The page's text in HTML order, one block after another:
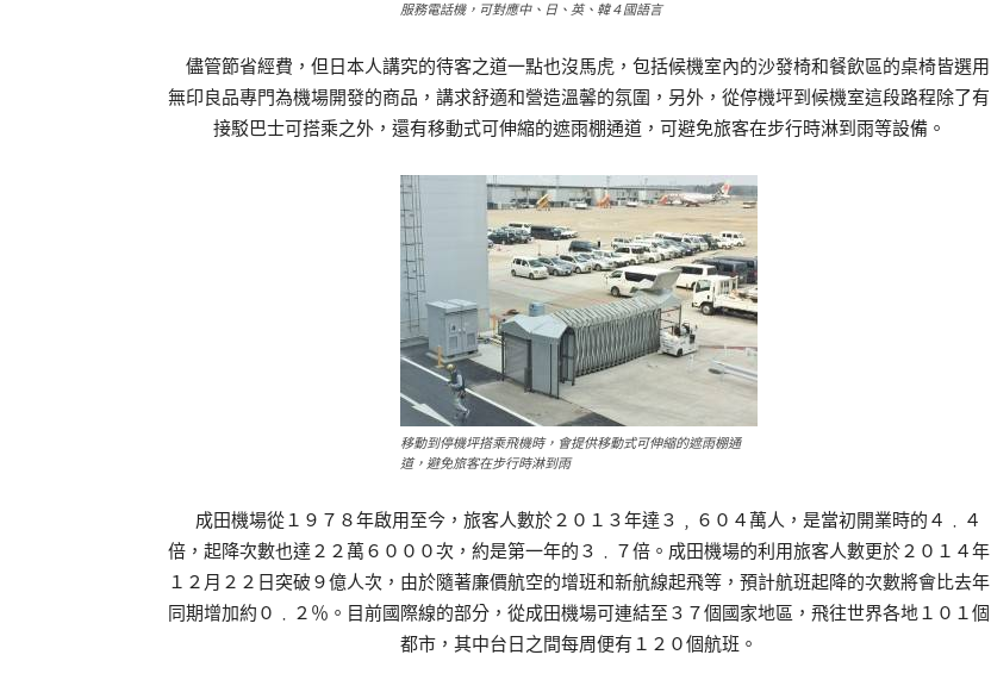
服務電話機，可對應中、日、英、韓４國語言
儘管節省經費，但日本人講究的待客之道一點也沒馬虎，包括候機室內的沙發椅和餐飲區的桌椅皆選用
無印良品專門為機場開發的商品，講求舒適和營造溫馨的氛圍，另外，從停機坪到候機室這段路程除了有
接駁巴士可搭乘之外，還有移動式可伸縮的遮雨棚通道，可避免旅客在步行時淋到雨等設備。
移動到停機坪搭乘飛機時，會提供移動式可伸縮的遮雨棚通
道，避免旅客在步行時淋到雨
成田機場從１９７８年啟用至今，旅客人數於２０１３年達３﹐６０４萬人，是當初開業時的４﹒４
倍，起降次數也達２２萬６０００次，約是第一年的３﹒７倍。成田機場的利用旅客人數更於２０１４年
１２月２２日突破９億人次，由於隨著廉價航空的增班和新航線起飛等，預計航班起降的次數將會比去年
同期增加約０﹒２％。目前國際線的部分，從成田機場可連結至３７個國家地區，飛往世界各地１０１個
都市，其中台日之間每周便有１２０個航班。